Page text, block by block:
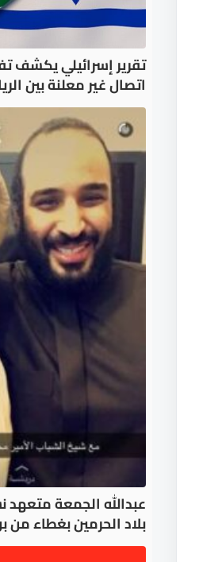
تقرير إسرائيلي يكشف
اتصال غير معلنة بين
عبدالله الجمعة
بلاد الحرمين بغطاء من